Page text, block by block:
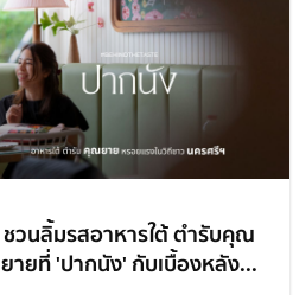
ชวนลิ้มรสอาหารใต้ ตำรับคุณ
ยายที่ 'ปากนัง' กับเบื้องหลัง...